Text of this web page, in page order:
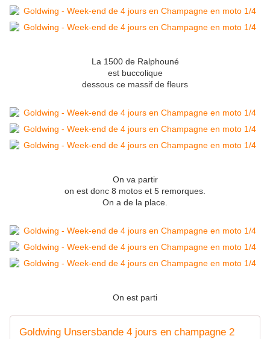
La 1500 de Ralphouné
est buccolique
dessous ce massif de fleurs
On va partir
on est donc 8 motos et 5 remorques.
On a de la place.
On est parti
Goldwing Unsersbande 4 jours en champagne 2